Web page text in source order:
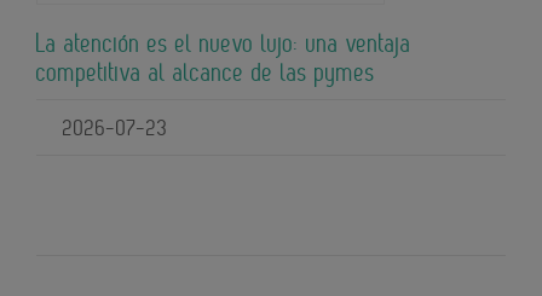
La atención es el nuevo lujo: una ventaja
competitiva al alcance de las pymes
2026-07-23